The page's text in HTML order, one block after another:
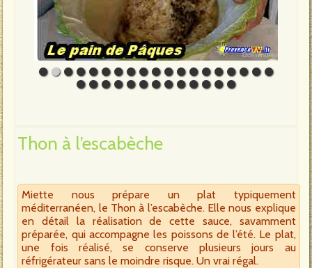
Thon à l’escabèche
Miette nous prépare un plat typiquement
méditerranéen, le Thon à l’escabèche. Elle nous explique
en détail la réalisation de cette sauce, savamment
préparée, qui accompagne les poissons de l’été. Le plat,
une fois réalisé, se conserve plusieurs jours au
réfrigérateur sans le moindre risque. Un vrai régal.